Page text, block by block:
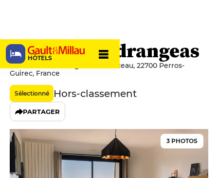
HÔTELS
Villa Les Hydrangeas
53 Boulevard Georges Clémenceau, 22700 Perros-
Guirec, France
Sélectionné Hors-classement
PARTAGER
3 PHOTOS